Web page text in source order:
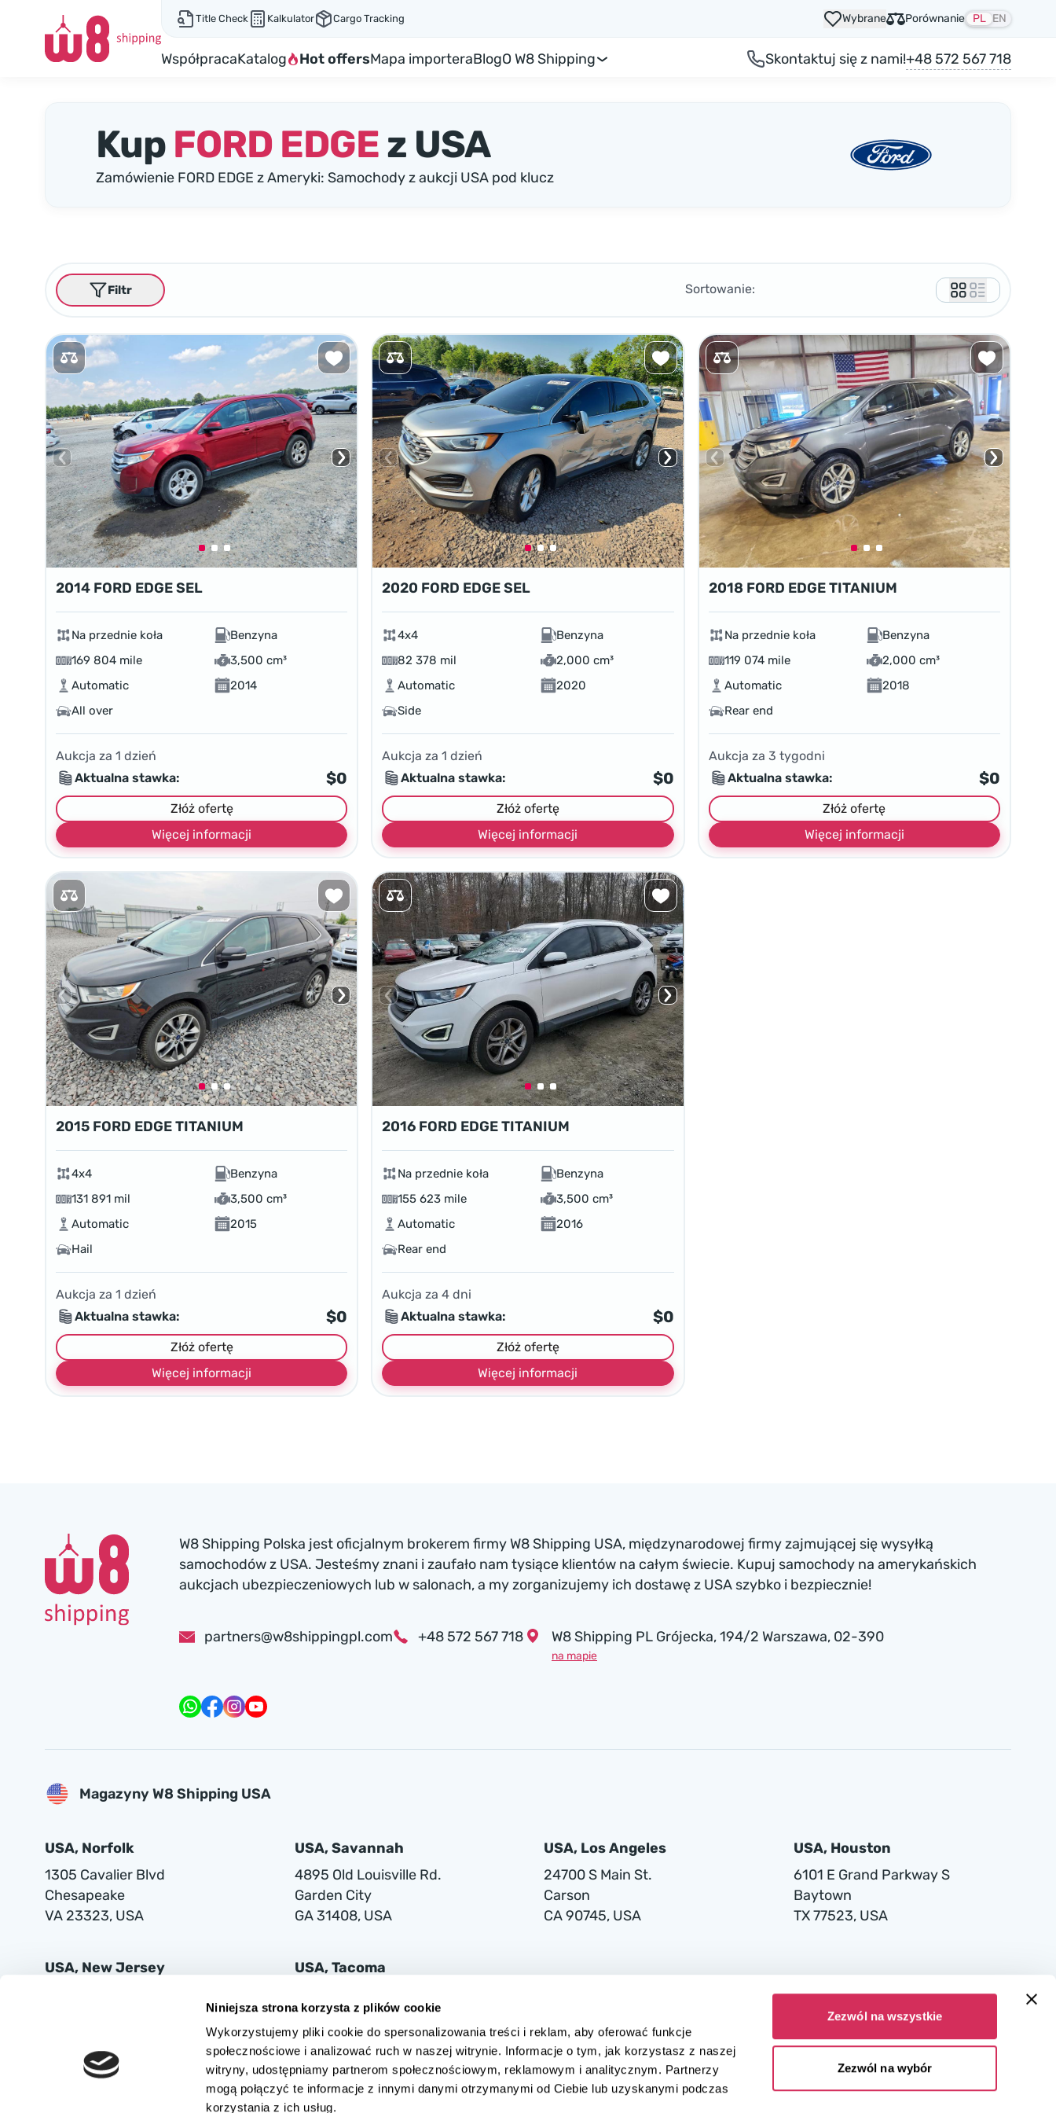
Niniejsza strona korzysta z plików cookie
Wykorzystujemy pliki cookie do spersonalizowania treści i reklam, aby oferować funkcje
społecznościowe i analizować ruch w naszej witrynie. Informacje o tym, jak korzystasz z naszej
witryny, udostępniamy partnerom społecznościowym, reklamowym i analitycznym. Partnerzy
mogą połączyć te informacje z innymi danymi otrzymanymi od Ciebie lub uzyskanymi podczas
korzystania z ich usług.
Zezwól na wszystkie
Zezwól na wybór
Title Check Kalkulator Cargo Tracking Wybrane Porównanie PL EN
WspółpracaKatalog Hot offersMapa importeraBlogO W8 Shipping Skontaktuj się z nami!+48 572 567 718
Kup FORD EDGEz USA
Zamówienie FORD EDGE z Ameryki: Samochody z aukcji USA pod klucz
Sortowanie:
Filtr
2014 FORD EDGE SEL
Na przednie koła
Benzyna
169 804 mile
3,500 cm³
Automatic
2014
All over
Aukcja za 1 dzień
Aktualna stawka:
$0
Złóż ofertę
Więcej informacji
2020 FORD EDGE SEL
4x4
Benzyna
82 378 mil
2,000 cm³
Automatic
2020
Side
Aukcja za1 dzień
Aktualna stawka:
$0
Złóż ofertę
Więcej informacji
2018 FORD EDGE TITANIUM
Na przednie koła
Benzyna
119 074 mile
2,000 cm³
Automatic
2018
Rear end
Aukcja za 3 tygodni
Aktualna stawka:
$0
Złóż ofertę
Więcej informacji
2015 FORD EDGE TITANIUM
4x4
Benzyna
131 891 mil
3,500 cm³
Automatic
2015
Hail
Aukcja za 1 dzień
Aktualna stawka:
$0
Złóż ofertę
Więcej informacji
2016 FORD EDGE TITANIUM
Na przednie koła
Benzyna
155 623 mile
3,500 cm³
Automatic
2016
Rear end
Aukcja za4 dni
Aktualna stawka:
$0
Złóż ofertę
Więcej informacji
W8 Shipping Polska jest oficjalnym brokerem firmy W8 Shipping USA, międzynarodowej firmy zajmującej się wysyłką
samochodów z USA. Jesteśmy znani i zaufało nam tysiące klientów na całym świecie. Kupuj samochody na amerykańskich
aukcjach ubezpieczeniowych lub w salonach, a my zorganizujemy ich dostawę z USA szybko i bezpiecznie!
partners@w8shippingpl.com +48 572 567 718 W8 Shipping PL Grójecka , 194/2 Warszawa, 02-390
na mapie
Magazyny W8 Shipping USA
USA, Norfolk
1305 Cavalier Blvd
Chesapeake
VA 23323, USA
USA, Savannah
4895 Old Louisville Rd.
Garden City
GA 31408, USA
USA, Los Angeles
24700 S Main St.
Carson
CA 90745, USA
USA, Houston
6101 E Grand Parkway S
Baytown
TX 77523, USA
USA, New Jersey
USA, Tacoma
Tacoma
WA 98421